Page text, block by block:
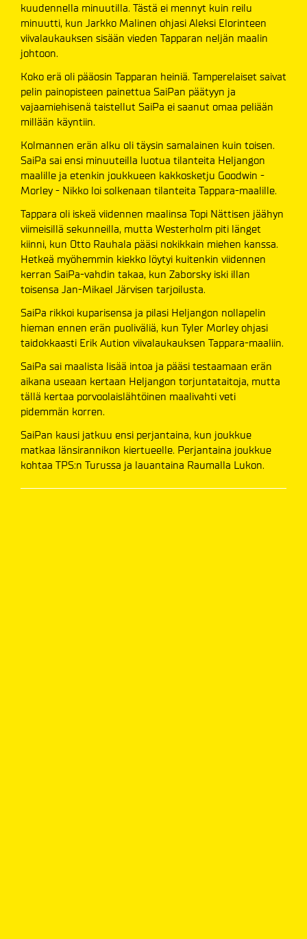
kuudennella minuutilla. Tästä ei mennyt kuin reilu
minuutti, kun Jarkko Malinen ohjasi Aleksi Elorinteen
viivalaukauksen sisään vieden Tapparan neljän maalin
johtoon.
Koko erä oli pääosin Tapparan heiniä. Tamperelaiset saivat
pelin painopisteen painettua SaiPan päätyyn ja
vajaamiehisenä taistellut SaiPa ei saanut omaa peliään
millään käyntiin.
Kolmannen erän alku oli täysin samalainen kuin toisen.
SaiPa sai ensi minuuteilla luotua tilanteita Heljangon
maalille ja etenkin joukkueen kakkosketju Goodwin -
Morley - Nikko loi solkenaan tilanteita Tappara-maalille.
Tappara oli iskeä viidennen maalinsa Topi Nättisen jäähyn
viimeisillä sekunneilla, mutta Westerholm piti länget
kiinni, kun Otto Rauhala pääsi nokikkain miehen kanssa.
Hetkeä myöhemmin kiekko löytyi kuitenkin viidennen
kerran SaiPa-vahdin takaa, kun Zaborsky iski illan
toisensa Jan-Mikael Järvisen tarjoilusta.
SaiPa rikkoi kuparisensa ja pilasi Heljangon nollapelin
hieman ennen erän puoliväliä, kun Tyler Morley ohjasi
taidokkaasti Erik Aution viivalaukauksen Tappara-maaliin.
SaiPa sai maalista lisää intoa ja pääsi testaamaan erän
aikana useaan kertaan Heljangon torjuntataitoja, mutta
tällä kertaa porvoolaislähtöinen maalivahti veti
pidemmän korren.
SaiPan kausi jatkuu ensi perjantaina, kun joukkue
matkaa länsirannikon kiertueelle. Perjantaina joukkue
kohtaa TPS:n Turussa ja lauantaina Raumalla Lukon.